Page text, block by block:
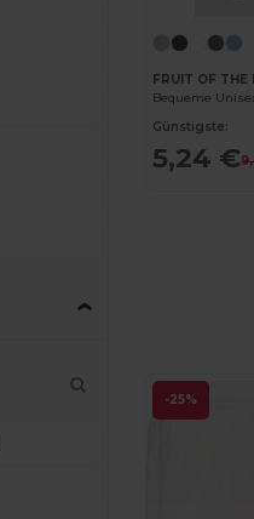
FRUIT OF THE
Günstigste:
5,24 €
-25%